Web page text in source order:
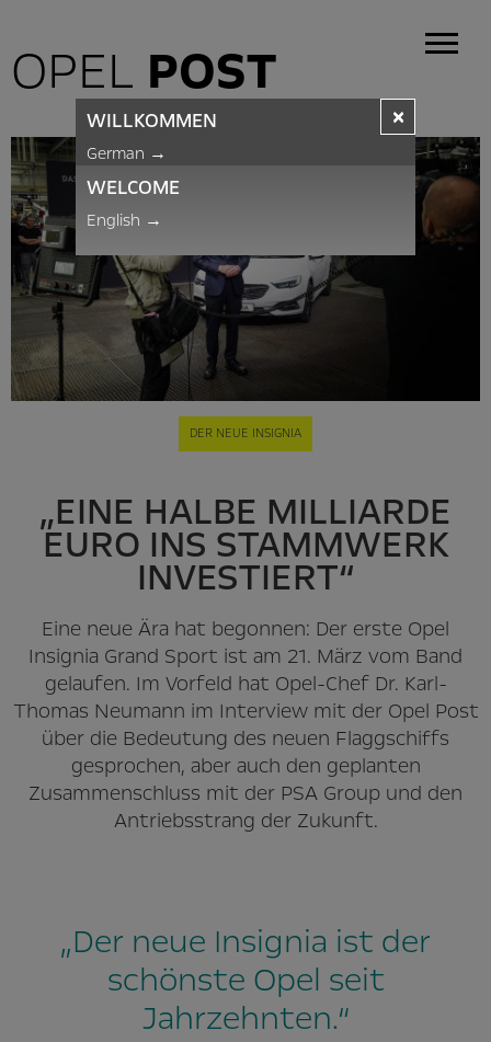
OPEL POST
DER NEUE INSIGNIA
„EINE HALBE MILLIARDE
EURO INS STAMMWERK
INVESTIERT“
Eine neue Ära hat begonnen: Der erste Opel
Insignia Grand Sport ist am 21. März vom Band
gelaufen. Im Vorfeld hat Opel-Chef Dr. Karl-
Thomas Neumann im Interview mit der Opel Post
über die Bedeutung des neuen Flaggschiffs
gesprochen, aber auch den geplanten
Zusammenschluss mit der PSA Group und den
Antriebsstrang der Zukunft.
„Der neue Insignia ist der
schönste Opel seit
Jahrzehnten.“
×
WILLKOMMEN
German →
WELCOME
English →